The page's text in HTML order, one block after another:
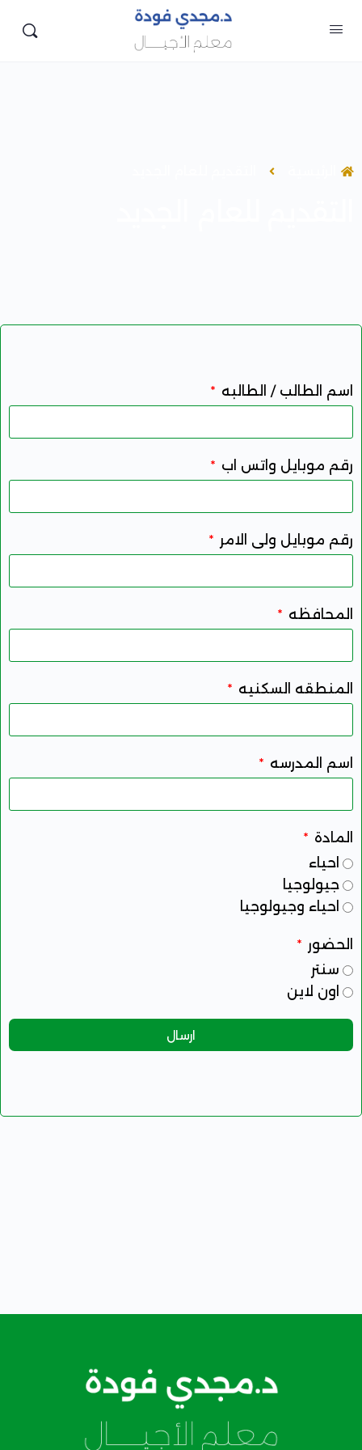
اسم الطالب / الطالبه
رقم موبايل واتس اب
رقم موبايل ولى الامر
المحافظه
المنطقه السكنيه
اسم المدرسه
المادة
احياء
جيولوجيا
احياء وجيولوجيا
الحضور
سنتر
اون لاين
ارسال